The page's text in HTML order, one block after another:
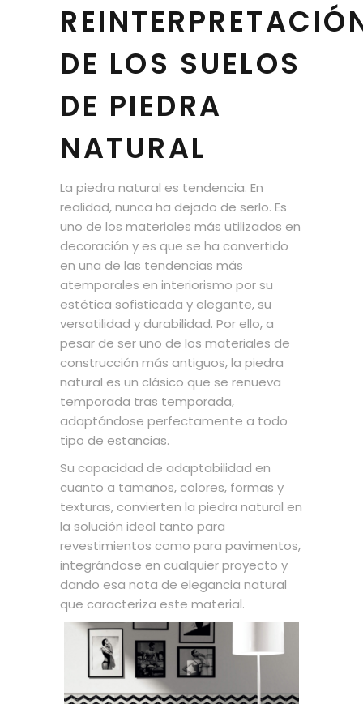
DE LOS SUELOS
DE PIEDRA
NATURAL
La piedra natural es tendencia. En
realidad, nunca ha dejado de serlo. Es
uno de los materiales más utilizados en
decoración y es que se ha convertido
en una de las tendencias más
atemporales en interiorismo por su
estética sofisticada y elegante, su
versatilidad y durabilidad. Por ello, a
pesar de ser uno de los materiales de
construcción más antiguos, la piedra
natural es un clásico que se renueva
temporada tras temporada,
adaptándose perfectamente a todo
tipo de estancias.
Su capacidad de adaptabilidad en
cuanto a tamaños, colores, formas y
texturas, convierten la piedra natural en
la solución ideal tanto para
revestimientos como para pavimentos,
integrándose en cualquier proyecto y
dando esa nota de elegancia natural
que caracteriza este material.